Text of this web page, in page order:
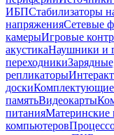
ИБПСтабилизаторы
напряженияСетевые
камерыИгровые
акустикаНаушники и
переходники
репликаторы
доскиКомплектующие
памятьВидеокарты
питанияМатеринские
компьютеров